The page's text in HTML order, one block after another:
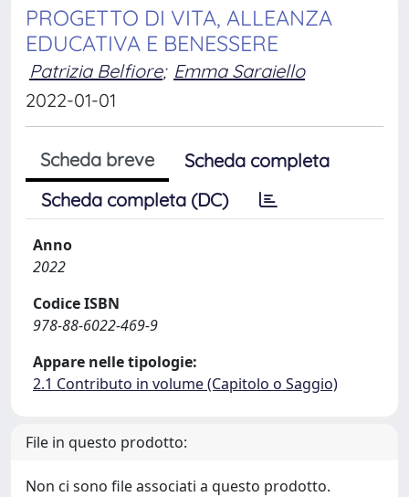
PROGETTO DI VITA, ALLEANZA
EDUCATIVA E BENESSERE
Patrizia Belfiore; Emma Saraiello
2022-01-01
Scheda breve
Scheda completa
Scheda completa (DC)
Anno
2022
Codice ISBN
978-88-6022-469-9
Appare nelle tipologie:
2.1 Contributo in volume (Capitolo o Saggio)
File in questo prodotto:
Non ci sono file associati a questo prodotto.